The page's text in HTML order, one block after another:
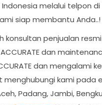
Indonesia melalui telpon
siap membantu Anda..!
konsultan penjualan
dan
dan mengalami
menghubungi kami pada
Padang, Jambi,